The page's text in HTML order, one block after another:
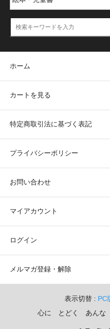
ホーム
カートを見る
特定商取引法に基づく表記
プライバシーポリシー
お問い合わせ
マイアカウント
ログイン
メルマガ登録・解除
表示切替 : PC
心に とどく あん